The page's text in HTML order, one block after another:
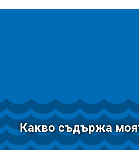
Какво съдържа